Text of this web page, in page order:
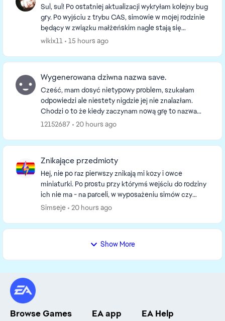
Sul, sul! Po ostatniej aktualizacji wykryłam kolejny bug
gry. Po wyjściu z trybu CAS, simowie w mojej rodzinie
będący w związku małżeńskim nagle stają się
związkiem partnerskim. Jedyna pozostająca o...
wikix11 15 hours ago
Wygenerowana dziwna nazwa save.
Cześć, mam dosyć nietypowy problem, szukałam
odpowiedzi ale niestety nigdzie jej nie znalazłam.
Chodzi o to że kiedy zaczynam nową grę to nazwa
save nie wygląda w ten sposób Slot_00000001.save
12152687 20 hours ago
Znikające przedmioty
Hej, nie po raz pierwszy znikają mi kozy i owce
miniaturki. Po prostu przy którymś wejściu do rodziny
ich nie ma - na parceli, w wyposażeniu simów czy
Simseje 20 hours ago
Show More
Browse Games EA app EA Help